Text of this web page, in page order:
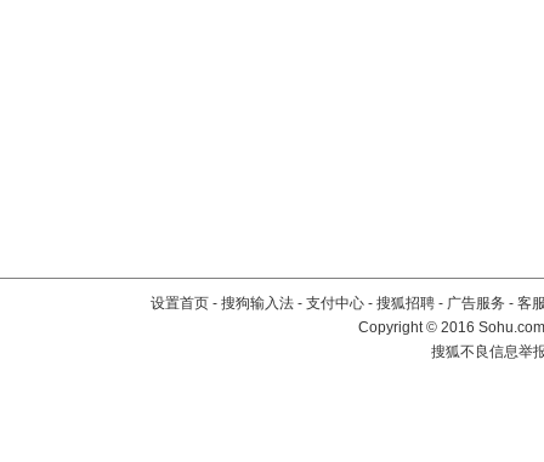
设置首页 - 搜狗输入法 - 支付中心 - 搜狐招聘 - 广告服务 - 客
Copyright©2016
搜狐不良信息举